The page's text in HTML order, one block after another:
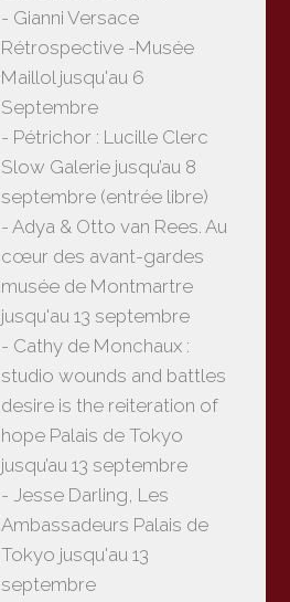
- Gianni Versace
Rétrospective -Musée
Maillol jusqu'au 6
Septembre
- Pétrichor : Lucille Clerc
Slow Galerie jusqu’au 8
septembre (entrée libre)
- Adya & Otto van Rees. Au
cœur des avant-gardes
musée de Montmartre
jusqu'au 13 septembre
- Cathy de Monchaux :
studio wounds and battles
desire is the reiteration of
hope Palais de Tokyo
jusqu’au 13 septembre
- Jesse Darling, Les
Ambassadeurs Palais de
Tokyo jusqu'au 13
septembre